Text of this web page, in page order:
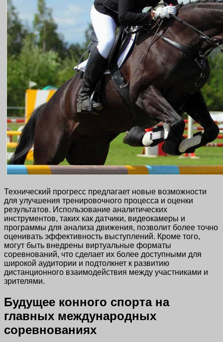
Технический прогресс предлагает новые возможности
для улучшения тренировочного процесса и оценки
результатов. Использование аналитических
инструментов, таких как датчики, видеокамеры и
программы для анализа движения, позволит более точно
оценивать эффективность выступлений. Кроме того,
могут быть внедрены виртуальные форматы
соревнований, что сделает их более доступными для
широкой аудитории и подтолкнет к развитию
дистанционного взаимодействия между участниками и
зрителями.
Будущее конного спорта на
главных международных
соревнованиях